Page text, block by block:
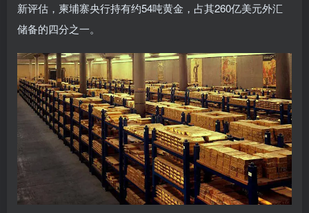
新评估，柬埔寨央行持有约54吨黄金，占其260亿美元外汇
储备的四分之一。